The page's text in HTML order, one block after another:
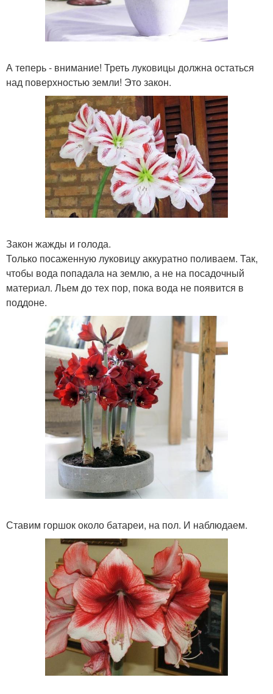
А теперь - внимание! Треть луковицы должна остаться
над поверхностью земли! Это закон.
Закон жажды и голода.
Только посаженную луковицу аккуратно поливаем. Так,
чтобы вода попадала на землю, а не на посадочный
материал. Льем до тех пор, пока вода не появится в
поддоне.
Ставим горшок около батареи, на пол. И наблюдаем.